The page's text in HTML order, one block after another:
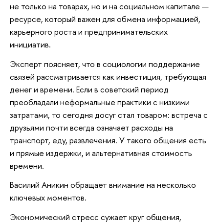
не только на товарах, но и на социальном капитале —
ресурсе, который важен для обмена информацией,
карьерного роста и предпринимательских
инициатив.
Эксперт поясняет, что в социологии поддержание
связей рассматривается как инвестиция, требующая
денег и времени. Если в советский период
преобладали неформальные практики с низкими
затратами, то сегодня досуг стал товаром: встреча с
друзьями почти всегда означает расходы на
транспорт, еду, развлечения. У такого общения есть
и прямые издержки, и альтернативная стоимость
времени.
Василий Аникин обращает внимание на несколько
ключевых моментов.
Экономический стресс сужает круг общения,